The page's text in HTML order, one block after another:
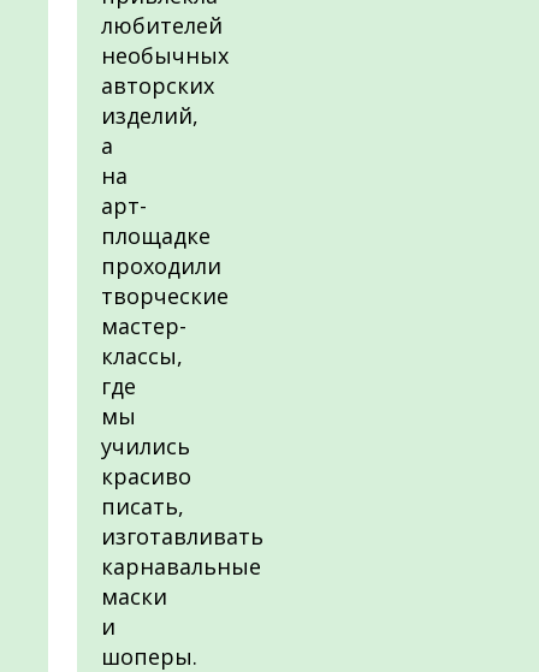
любителей
необычных
авторских
изделий,
а
на
арт-
площадке
проходили
творческие
мастер-
классы,
где
мы
учились
красиво
писать,
изготавливать
карнавальные
маски
и
шоперы.